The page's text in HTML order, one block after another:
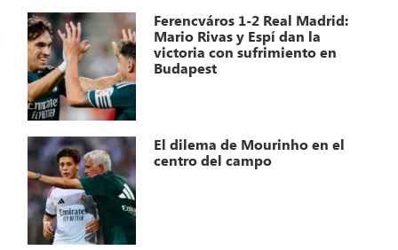
Ferencváros 1-2 Real Madrid:
Mario Rivas y Espí dan la
victoria con sufrimiento en
Budapest
El dilema de Mourinho en el
centro del campo